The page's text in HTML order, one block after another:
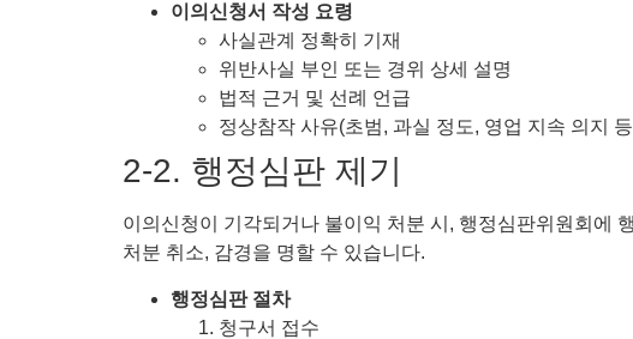
이의신청서 작성 요령
사실관계 정확히 기재
위반사실 부인 또는 경위 상세 설명
법적 근거 및 선례 언급
정상참작 사유(초범, 과실 정도, 영업 지속 의지
2-2. 행정심판 제기
이의신청이 기각되거나 불이익 처분 시, 행정심판위원회에
처분 취소, 감경을 명할 수 있습니다.
행정심판 절차
청구서 접수